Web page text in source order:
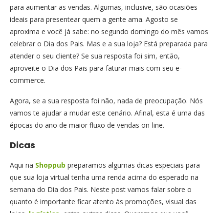
para aumentar as vendas. Algumas, inclusive, são ocasiões
ideais para presentear quem a gente ama. Agosto se
aproxima e você já sabe: no segundo domingo do mês vamos
celebrar o Dia dos Pais. Mas e a sua loja? Está preparada para
atender o seu cliente? Se sua resposta foi sim, então,
aproveite o Dia dos Pais para faturar mais com seu e-
commerce.
Agora, se a sua resposta foi não, nada de preocupação. Nós
vamos te ajudar a mudar este cenário. Afinal, esta é uma das
épocas do ano de maior fluxo de vendas on-line.
Dicas
Aqui na Shoppub preparamos algumas dicas especiais para
que sua loja virtual tenha uma renda acima do esperado na
semana do Dia dos Pais. Neste post vamos falar sobre o
quanto é importante ficar atento às promoções, visual das